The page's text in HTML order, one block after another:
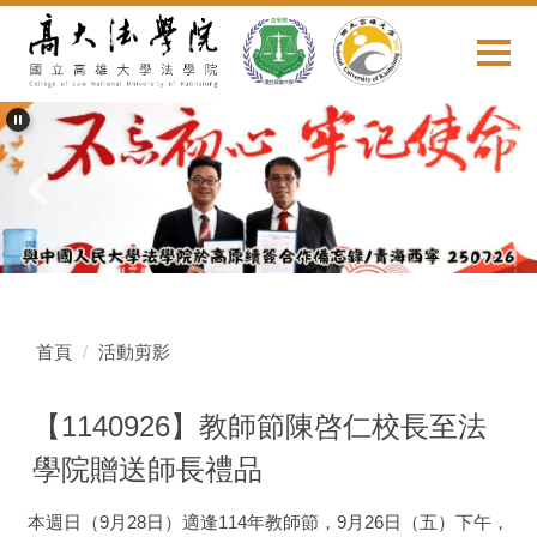
要
內
容
區
首頁 活動剪影
【1140926】教師節陳啓仁校長至法
學院贈送師長禮品
本週日（9月28日）適逢114年教師節，9月26日（五）下午，